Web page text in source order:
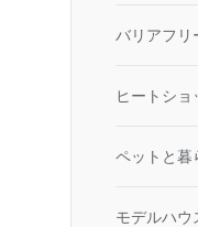
バリアフリ
ヒートショ
ペットと暮
モデルハウ